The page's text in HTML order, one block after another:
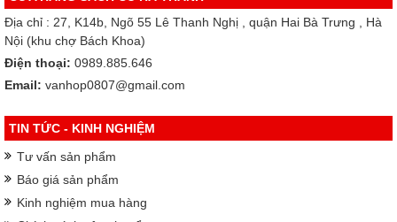
Địa chỉ : 27, K14b, Ngõ 55 Lê Thanh Nghị , quận Hai Bà Trưng , Hà
Nội (khu chợ Bách Khoa)
Điện thoại: 0989.885.646
Email: vanhop0807@gmail.com
TIN TỨC - KINH NGHIỆM
Tư vấn sản phẩm
Báo giá sản phẩm
Kinh nghiệm mua hàng